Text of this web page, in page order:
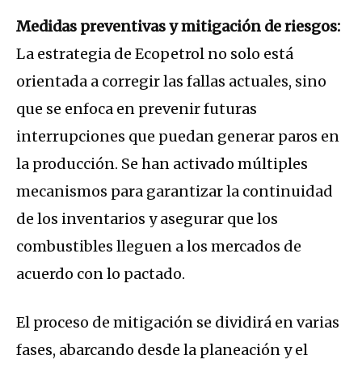
Medidas preventivas y mitigación de riesgos:
La estrategia de Ecopetrol no solo está
orientada a corregir las fallas actuales, sino
que se enfoca en prevenir futuras
interrupciones que puedan generar paros en
la producción. Se han activado múltiples
mecanismos para garantizar la continuidad
de los inventarios y asegurar que los
combustibles lleguen a los mercados de
acuerdo con lo pactado.
El proceso de mitigación se dividirá en varias
fases, abarcando desde la planeación y el